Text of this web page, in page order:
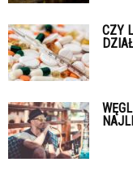
CZY